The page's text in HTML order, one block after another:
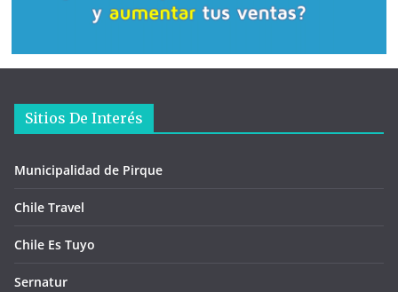
Sitios De Interés
Municipalidad de Pirque
Chile Travel
Chile Es Tuyo
Sernatur